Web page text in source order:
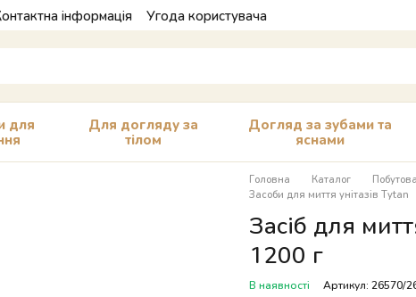
інформація Угода користувача
для
Для догляду за
тілом
Догляд за зубами та
яснами
Головна Каталог
Засоби для миття унітазів Tytan
Засіб для
1200 г
В наявності Артикул: 26570/